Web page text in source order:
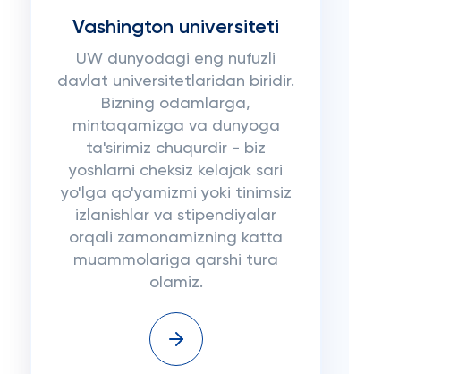
Vashington universiteti
UW dunyodagi eng nufuzli
davlat universitetlaridan biridir.
Bizning odamlarga,
mintaqamizga va dunyoga
ta'sirimiz chuqurdir - biz
yoshlarni cheksiz kelajak sari
yo'lga qo'yamizmi yoki tinimsiz
izlanishlar va stipendiyalar
orqali zamonamizning katta
muammolariga qarshi tura
olamiz.